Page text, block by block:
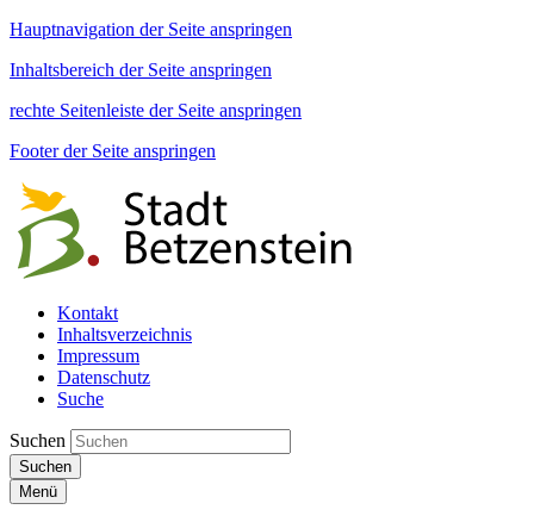
Hauptnavigation der Seite anspringen
Inhaltsbereich der Seite anspringen
rechte Seitenleiste der Seite anspringen
Footer der Seite anspringen
Kontakt
Inhaltsverzeichnis
Impressum
Datenschutz
Suche
Suchen
Suchen
Menü